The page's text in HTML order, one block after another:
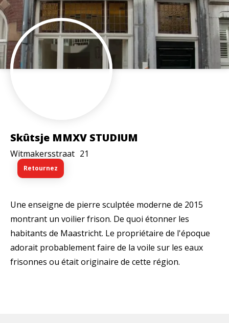
Skûtsje MMXV STUDIUM
Witmakersstraat 21
Retournez
Une enseigne de pierre sculptée moderne de 2015
montrant un voilier frison. De quoi étonner les
habitants de Maastricht. Le propriétaire de l'époque
adorait probablement faire de la voile sur les eaux
frisonnes ou était originaire de cette région.